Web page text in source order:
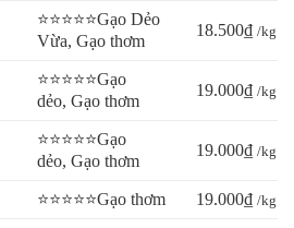
⭐⭐⭐⭐⭐Gạo Dẻo
Vừa, Gạo thơm
18.500₫ /kg
⭐⭐⭐⭐⭐Gạo
dẻo, Gạo thơm
19.000₫ /kg
⭐⭐⭐⭐⭐Gạo
dẻo, Gạo thơm
19.000₫ /kg
⭐⭐⭐⭐⭐Gạo thơm 19.000₫ /kg